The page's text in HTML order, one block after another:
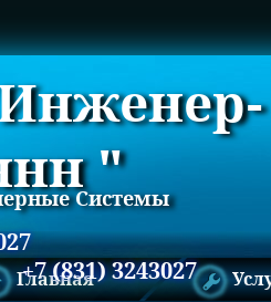
"
Системы
+7 (831) 3243027
Главная